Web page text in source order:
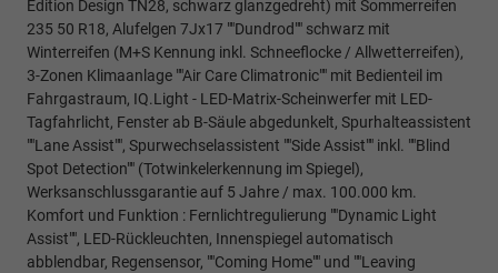
Edition Design TN28, schwarz glanzgedreht) mit Sommerreifen
235 50 R18, Alufelgen 7Jx17 ""Dundrod"" schwarz mit
Winterreifen (M+S Kennung inkl. Schneeflocke / Allwetterreifen),
3-Zonen Klimaanlage ""Air Care Climatronic"" mit Bedienteil im
Fahrgastraum, IQ.Light - LED-Matrix-Scheinwerfer mit LED-
Tagfahrlicht, Fenster ab B-Säule abgedunkelt, Spurhalteassistent
""Lane Assist"", Spurwechselassistent ""Side Assist"" inkl. ""Blind
Spot Detection"" (Totwinkelerkennung im Spiegel),
Werksanschlussgarantie auf 5 Jahre / max. 100.000 km.
Komfort und Funktion : Fernlichtregulierung ""Dynamic Light
Assist"", LED-Rückleuchten, Innenspiegel automatisch
abblendbar, Regensensor, ""Coming Home"" und ""Leaving